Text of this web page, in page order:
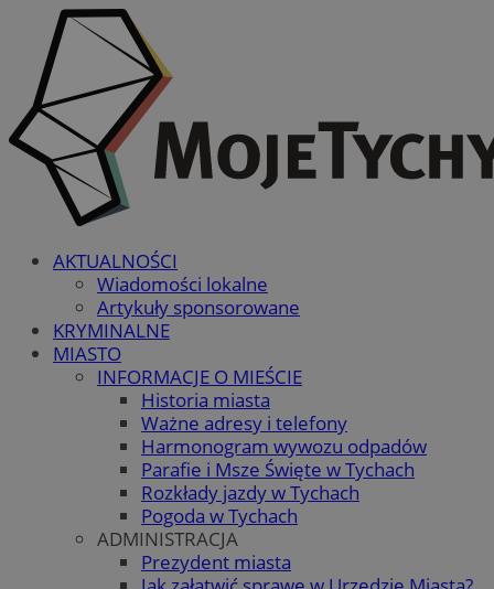
AKTUALNOŚCI
Wiadomości lokalne
Artykuły sponsorowane
KRYMINALNE
MIASTO
INFORMACJE O MIEŚCIE
Historia miasta
Ważne adresy i telefony
Harmonogram wywozu odpadów
Parafie i Msze Święte w Tychach
Rozkłady jazdy w Tychach
Pogoda w Tychach
ADMINISTRACJA
Prezydent miasta